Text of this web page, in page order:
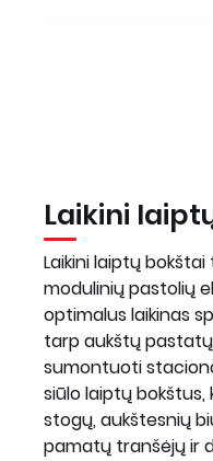
Laikini
Laikini laiptų
modulinių pastolių
optimalus laikinas
tarp aukštų
sumontuoti
siūlo laiptų bokštus,
stogų, aukštesnių
pamatų tranšėjų ir